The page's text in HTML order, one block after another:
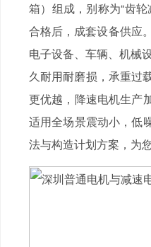
箱）组成，别称为“齿
合格后，成套设备供应
电子设备、车辆、机械
久耐用耐磨损，承重过
更优越，降速电机生产
适用全场景震动小，低
法与构造计划方案，为